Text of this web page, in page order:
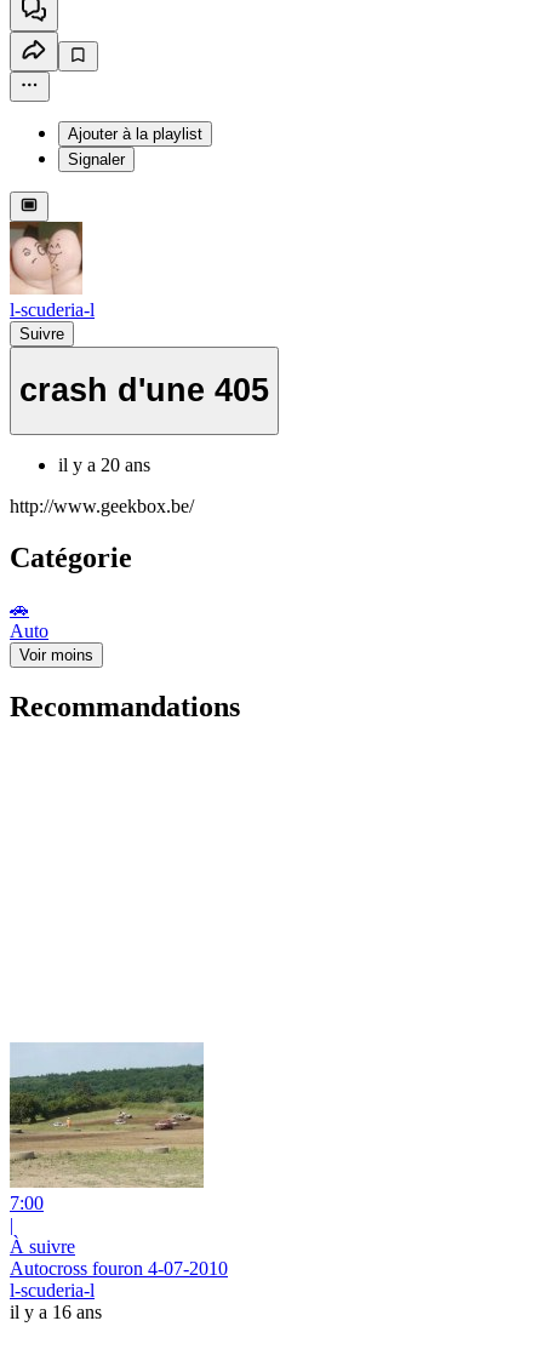
Ajouter à la playlist
Signaler
l-scuderia-l
Suivre
crash d'une 405
il y a 20 ans
http://www.geekbox.be/
Catégorie
🚗
Auto
Voir moins
Recommandations
7:00
|
À suivre
Autocross fouron 4-07-2010
l-scuderia-l
il y a 16 ans